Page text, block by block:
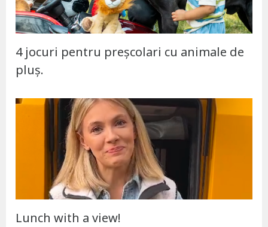
4 jocuri pentru preșcolari cu animale de
pluș.
Lunch with a view!